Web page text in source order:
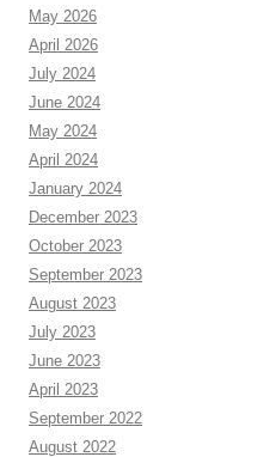
May 2026
April 2026
July 2024
June 2024
May 2024
April 2024
January 2024
December 2023
October 2023
September 2023
August 2023
July 2023
June 2023
April 2023
September 2022
August 2022